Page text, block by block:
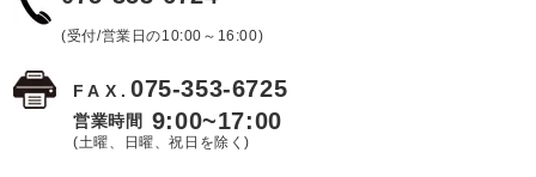
(受付/営業日の10:00～16:00)
FAX.075-353-6725
営業時間 9:00~17:00
(土曜、日曜、祝日を除く)